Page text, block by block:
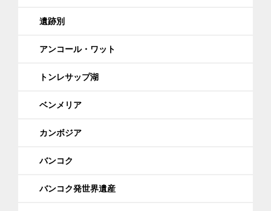
遺跡別
アンコール・ワット
トンレサップ湖
ベンメリア
カンボジア
バンコク
バンコク発世界遺産